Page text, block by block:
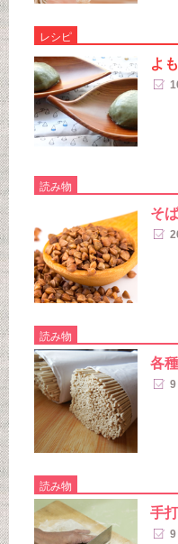
レシピ
よ
読み物
そ
読み物
各
9
読み物
手
9